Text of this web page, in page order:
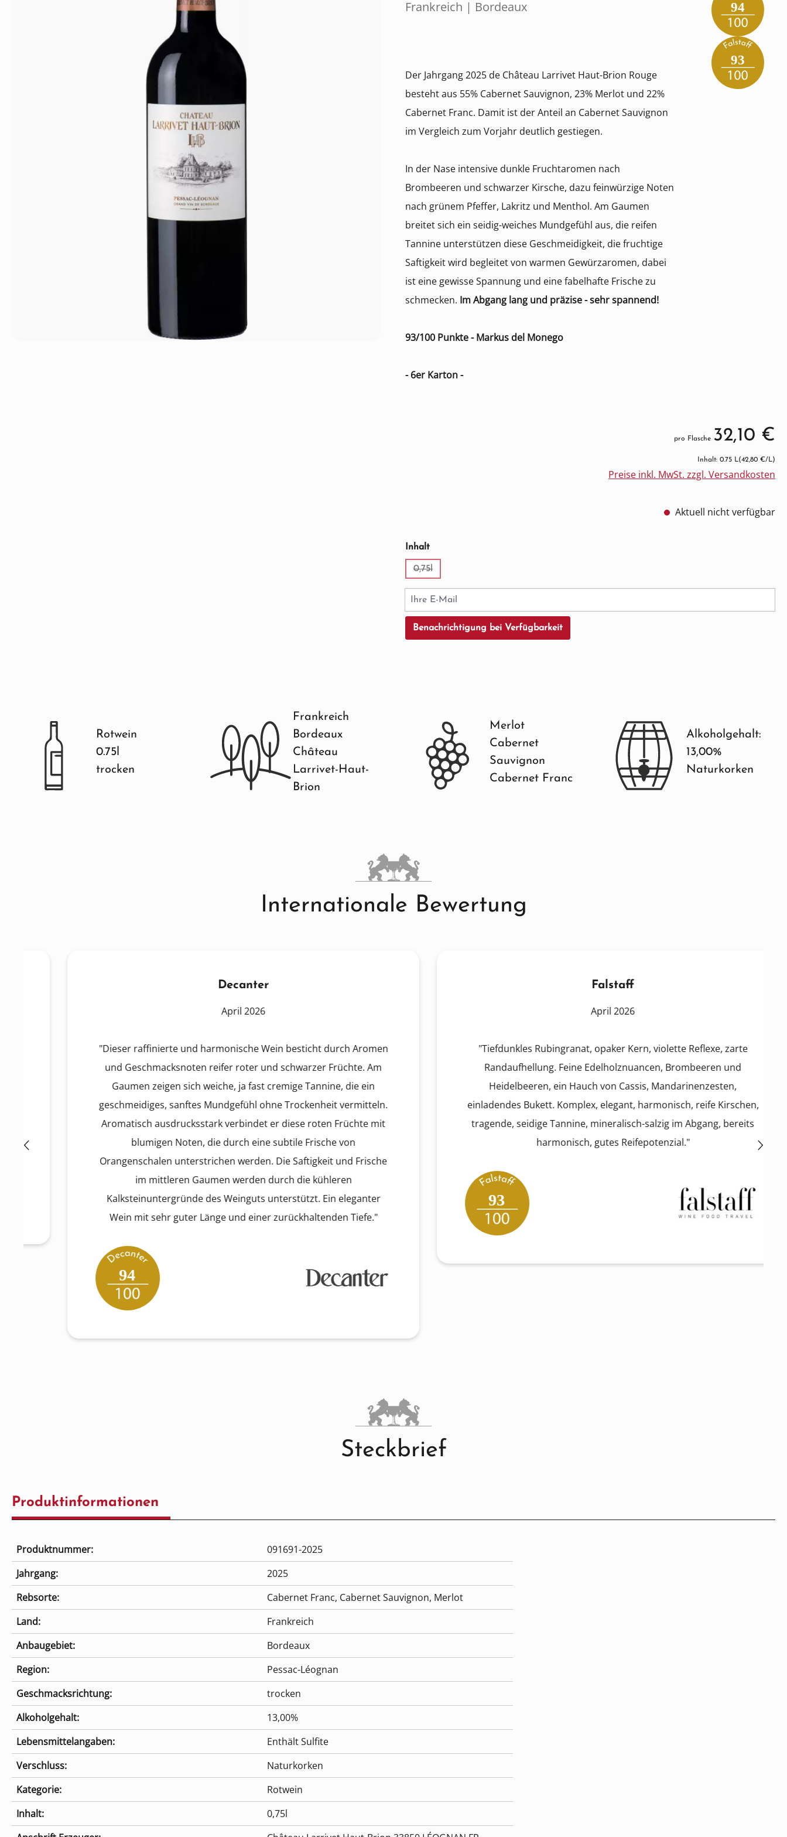
Frankreich | Bordeaux
Der Jahrgang 2025 de Château Larrivet Haut-Brion Rouge
besteht aus 55% Cabernet Sauvignon, 23% Merlot und 22%
Cabernet Franc. Damit ist der Anteil an Cabernet Sauvignon
im Vergleich zum Vorjahr deutlich gestiegen.
In der Nase intensive dunkle Fruchtaromen nach
Brombeeren und schwarzer Kirsche, dazu feinwürzige Noten
nach grünem Pfeffer, Lakritz und Menthol. Am Gaumen
breitet sich ein seidig-weiches Mundgefühl aus, die reifen
Tannine unterstützen diese Geschmeidigkeit, die fruchtige
Saftigkeit wird begleitet von warmen Gewürzaromen, dabei
ist eine gewisse Spannung und eine fabelhafte Frische zu
schmecken. Im Abgang lang und präzise - sehr spannend!
93/100 Punkte - Markus del Monego
- 6er Karton -
94
93
pro Flasche 32,10 €
Inhalt: 0.75 L(42,80 €/L)
Preise inkl. MwSt. zzgl. Versandkosten
Aktuell nicht verfügbar
Inhaltauswählen
0,75l
Ihre E-Mail
Benachrichtigung bei Verfügbarkeit
Rotwein
0.75l
trocken
Frankreich
Bordeaux
Château
Larrivet-Haut-
Brion
Merlot
Cabernet
Sauvignon
Cabernet Franc
Alkoholgehalt:
13,00%
Naturkorken
Internationale Bewertung
Decanter
April 2026
"Dieser raffinierte und harmonische Wein besticht durch Aromen
und Geschmacksnoten reifer roter und schwarzer Früchte. Am
Gaumen zeigen sich weiche, ja fast cremige Tannine, die ein
geschmeidiges, sanftes Mundgefühl ohne Trockenheit vermitteln.
Aromatisch ausdrucksstark verbindet er diese roten Früchte mit
blumigen Noten, die durch eine subtile Frische von
Orangenschalen unterstrichen werden. Die Saftigkeit und Frische
im mittleren Gaumen werden durch die kühleren
Kalksteinuntergründe des Weinguts unterstützt. Ein eleganter
Wein mit sehr guter Länge und einer zurückhaltenden Tiefe."
94
Falstaff
April 2026
"Tiefdunkles Rubingranat, opaker Kern, violette Reflexe, zarte
Randaufhellung. Feine Edelholznuancen, Brombeeren und
Heidelbeeren, ein Hauch von Cassis, Mandarinenzesten,
einladendes Bukett. Komplex, elegant, harmonisch, reife Kirschen,
tragende, seidige Tannine, mineralisch-salzig im Abgang, bereits
harmonisch, gutes Reifepotenzial."
93
Steckbrief
Produktinformationen
Produktnummer: 091691-2025
Kategorie: Rotwein
Lebensmittelangaben: Enthält Sulfite
Land:
Frankreich
Anbaugebiet:
Bordeaux
Region:
Pessac-Léognan
Rebsorte: Cabernet Franc, Cabernet Sauvignon, Merlot
Jahrgang: 2025
Geschmacksrichtung:
trocken
Alkoholgehalt:
13,00%
Verschluss: Naturkorken
Inhalt:
0,75l